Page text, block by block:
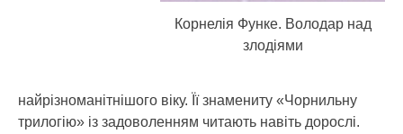
Корнелія Функе. Володар над
злодіями
найрізноманітнішого віку. Її знамениту «Чорнильну
трилогію» із задоволенням читають навіть дорослі.